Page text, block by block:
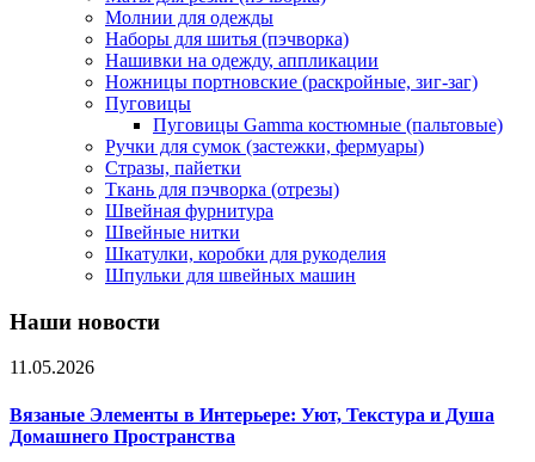
Молнии для одежды
Наборы для шитья (пэчворка)
Нашивки на одежду, аппликации
Ножницы портновские (раскройные, зиг-заг)
Пуговицы
Пуговицы Gamma костюмные (пальтовые)
Ручки для сумок (застежки, фермуары)
Стразы, пайетки
Ткань для пэчворка (отрезы)
Швейная фурнитура
Швейные нитки
Шкатулки, коробки для рукоделия
Шпульки для швейных машин
Наши новости
11.05.2026
Вязаные Элементы в Интерьере: Уют, Текстура и Душа
Домашнего Пространства